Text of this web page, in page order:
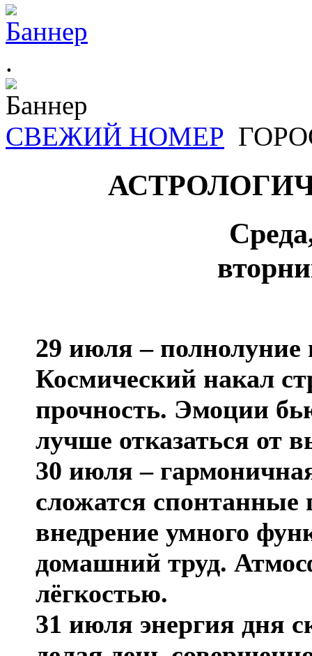
.
СВЕЖИЙ НОМЕР
29 июля – полнолуние
Космический накал
прочность. Эмоции
лучше отказаться от
30 июля –
сложатся спонтанные
внедрение умного
домашний труд.
лёгкостью.
31 июля энергия дня